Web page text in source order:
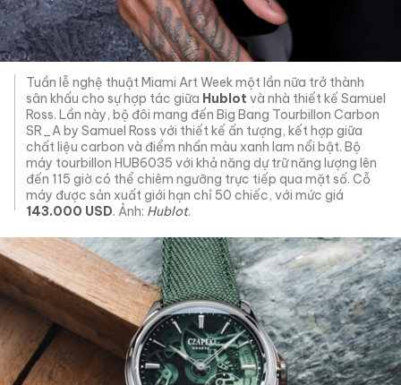
Tuần lễ nghệ thuật Miami Art Week một lần nữa trở thành
sân khấu cho sự hợp tác giữa Hublot và nhà thiết kế Samuel
Ross. Lần này, bộ đôi mang đến Big Bang Tourbillon Carbon
SR_A by Samuel Ross với thiết kế ấn tượng, kết hợp giữa
chất liệu carbon và điểm nhấn màu xanh lam nổi bật. Bộ
máy tourbillon HUB6035 với khả năng dự trữ năng lượng lên
đến 115 giờ có thể chiêm ngưỡng trực tiếp qua mặt số. Cỗ
máy được sản xuất giới hạn chỉ 50 chiếc, với mức giá
143.000 USD. Ảnh: Hublot.